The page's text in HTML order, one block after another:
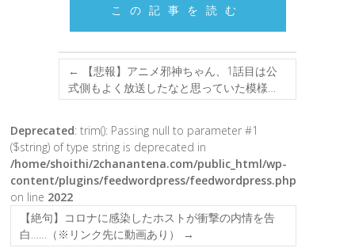
この記事を読む
←
【悲報】アニメ邪神ちゃん、1話目は公
式側もよく放送したなと思っていた模様…
Deprecated: trim(): Passing null to parameter #1
($string) of type string is deprecated in
/home/shoithi/2chanantena.com/public_html/wp-
content/plugins/feedwordpress/feedwordpress.php
on line 2022
【絶句】コロナに感染したホストが衝撃の内情を告
白……（※リンク先に動画あり）
→